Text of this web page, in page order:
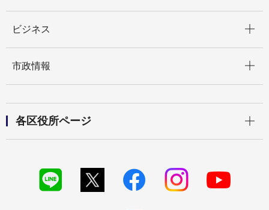
ビジネス
市政情報
各区役所ページ